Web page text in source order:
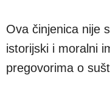
Ova činjenica nije
istorijski i moralni
pregovorima o